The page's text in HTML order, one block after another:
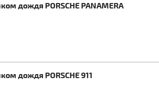
дождя PORSCHE PANAMERA
дождя PORSCHE 911